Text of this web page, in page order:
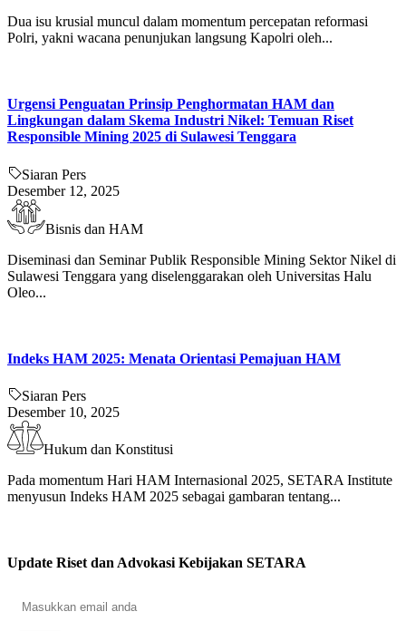
Dua isu krusial muncul dalam momentum percepatan reformasi
Polri, yakni wacana penunjukan langsung Kapolri oleh...
Urgensi Penguatan Prinsip Penghormatan HAM dan
Lingkungan dalam Skema Industri Nikel: Temuan Riset
Responsible Mining 2025 di Sulawesi Tenggara
Siaran Pers
Desember 12, 2025
Bisnis dan HAM
Diseminasi dan Seminar Publik Responsible Mining Sektor Nikel di
Sulawesi Tenggara yang diselenggarakan oleh Universitas Halu
Oleo...
Indeks HAM 2025: Menata Orientasi Pemajuan HAM
Siaran Pers
Desember 10, 2025
Hukum dan Konstitusi
Pada momentum Hari HAM Internasional 2025, SETARA Institute
menyusun Indeks HAM 2025 sebagai gambaran tentang...
Update Riset dan Advokasi Kebijakan SETARA